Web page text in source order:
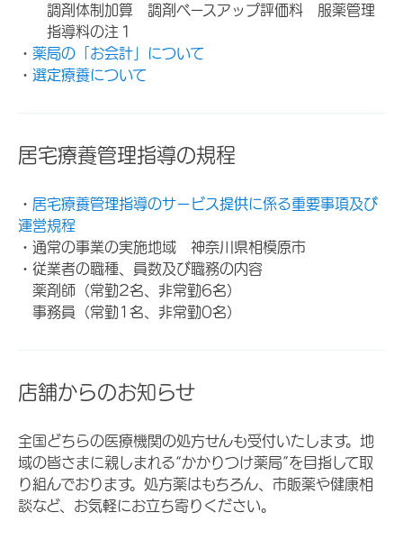
調剤体制加算 調剤ベースアップ評価料 服薬管理
指導料の注１
・ 薬局の「お会計」について
・ 選定療養について
居宅療養管理指導の規程
・ 居宅療養管理指導のサービス提供に係る重要事項及び
運営規程
・通常の事業の実施地域 神奈川県相模原市
・従業者の職種、員数及び職務の内容
薬剤師（常勤2名、非常勤6名）
事務員（常勤1名、非常勤0名）
店舗からのお知らせ
全国どちらの医療機関の処方せんも受付いたします。地
域の皆さまに親しまれる“かかりつけ薬局”を目指して取
り組んでおります。処方薬はもちろん、市販薬や健康相
談など、お気軽にお立ち寄りください。